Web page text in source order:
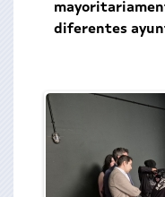
diferentes